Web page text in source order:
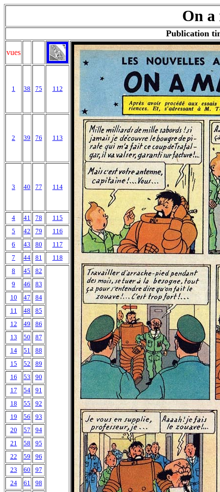
On a
Publication
vues
1 38 75 112
2 39 76 113
3 40 77 114
4 41 78
115
5
42 79
116
6
43 80
117
7
44 81
118
8
45
82
9
46
83
10
47
84
11
48
85
12
49
86
13
50
87
14
51
88
15
52
89
16
53
90
17
54
91
18
55
92
19
56
93
20
57
94
21
58
95
22
59
96
23
60
97
24
61
98